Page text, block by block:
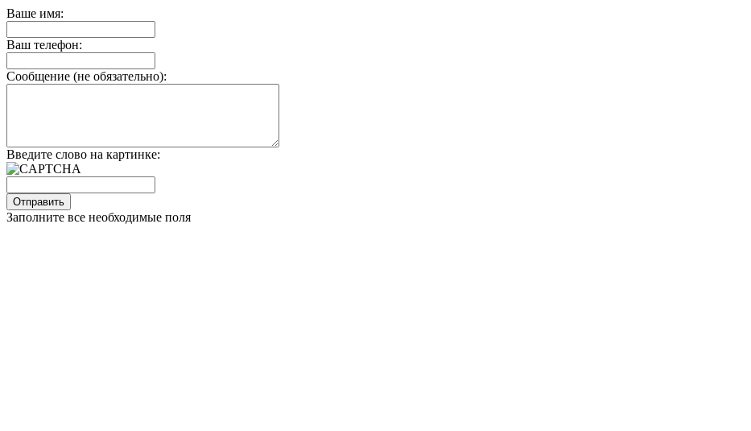
Ваше имя:
Ваш телефон:
Сообщение (не обязательно):
Введите слово на картинке:
Заполните все необходимые поля